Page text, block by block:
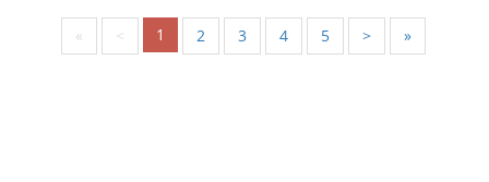
« < 1 2 3 4 5 > »